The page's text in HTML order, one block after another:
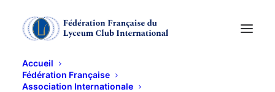
Accueil
Fédération Française
Association Internationale